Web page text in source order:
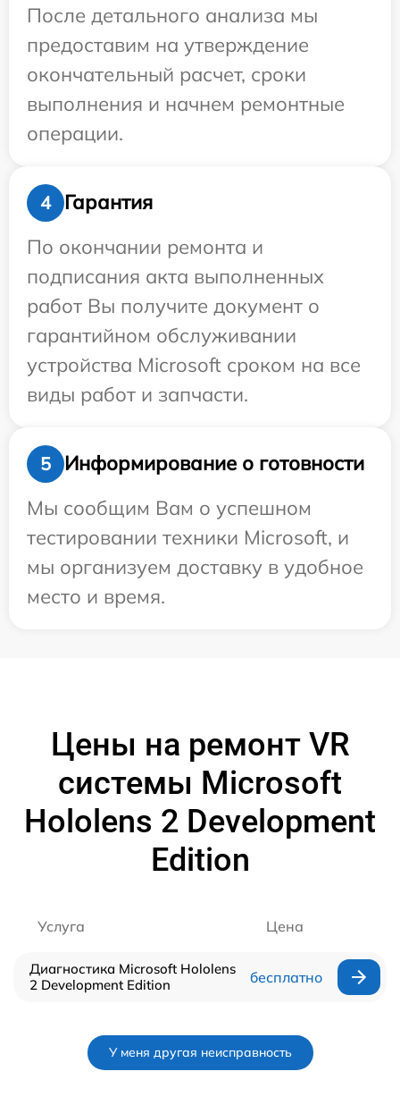
После детального анализа мы
предоставим на утверждение
окончательный расчет, сроки
выполнения и начнем ремонтные
операции.
4
Гарантия
По окончании ремонта и
подписания акта выполненных
работ Вы получите документ о
гарантийном обслуживании
устройства Microsoft сроком на все
виды работ и запчасти.
5
Информирование о готовности
Мы сообщим Вам о успешном
тестировании техники Microsoft, и
мы организуем доставку в удобное
место и время.
Цены на ремонт VR
системы Microsoft
Hololens 2 Development
Edition
Услуга Цена
Диагностика Microsoft Hololens
2 Development Edition
бесплатно
У меня другая неисправность